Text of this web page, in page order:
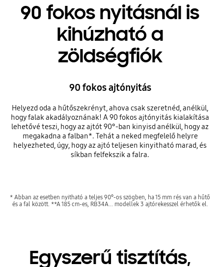
90 fokos nyitásnál is
kihúzható a
zöldségfiók
90 fokos ajtónyitás
Helyezd oda a hűtőszekrényt, ahova csak szeretnéd, anélkül,
hogy falak akadályoznának! A 90 fokos ajtónyitás kialakítása
lehetővé teszi, hogy az ajtót 90°-ban kinyisd anélkül, hogy az
megakadna a falban*. Tehát a neked megfelelő helyre
helyezheted, úgy, hogy az ajtó teljesen kinyitható marad, és
síkban felfekszik a falra.
* Abban az esetben nyitható a teljes 90°-os szögben, ha 15 mm rés van a hűtő
és a fal között. **A 185 cm-es, RB34A... modellek 3 ajtórekesszel érhetők el.
Egyszerű tisztítás,